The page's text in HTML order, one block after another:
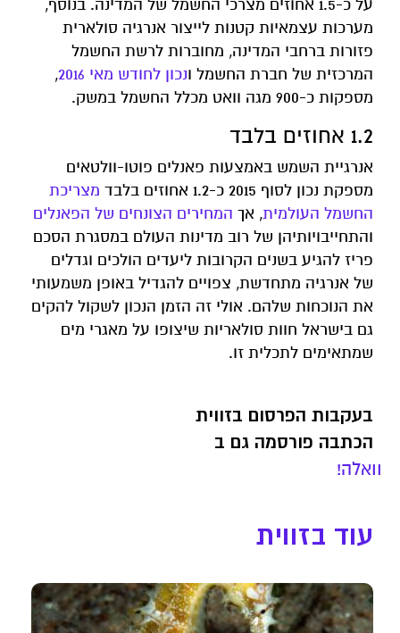
על כ-1.5 אחוזים מצרכי החשמל של המדינה. בנוסף,
מערכות עצמאיות קטנות לייצור אנרגיה סולארית
פזורות ברחבי המדינה, מחוברות לרשת החשמל
המרכזית של חברת החשמל ונכון לחודש מאי 2016
,
מספקות כ-900 מגה וואט מכלל החשמל במשק.
1.2 אחוזים בלבד
אנרגיית השמש באמצעות פאנלים פוטו-וולטאים
מספקת נכון לסוף 2015 כ-1.2 אחוזים בלבד
מצריכת
החשמל העולמית, אך המחירים הצונחים של הפאנלים
והתחייבויותיהן של רוב מדינות העולם במסגרת הסכם
פריז להגיע בשנים הקרובות ליעדים הולכים וגדלים
של אנרגיה מתחדשת, צפויים להגדיל באופן משמעותי
את הנוכחות שלהם. אולי זה הזמן הנכון לשקול להקים
גם בישראל חוות סולאריות שיצופו על מאגרי מים
שמתאימים לתכלית זו.
בעקבות הפרסום בזווית
הכתבה פורסמה גם ב
וואלה!
עוד בזווית